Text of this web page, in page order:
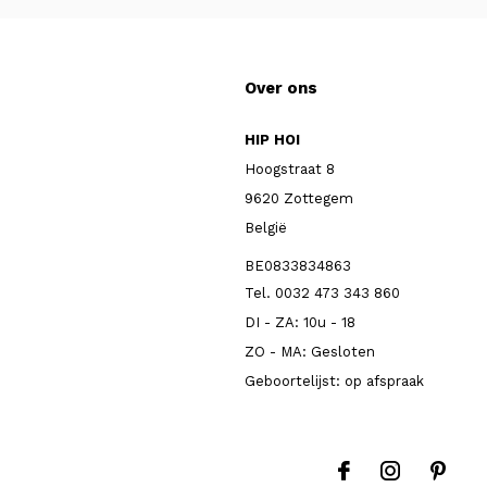
Over ons
HIP HOI
Hoogstraat 8
9620 Zottegem
België
BE0833834863
Tel. 0032 473 343 860
DI - ZA: 10u - 18
ZO - MA: Gesloten
Geboortelijst: op afspraak